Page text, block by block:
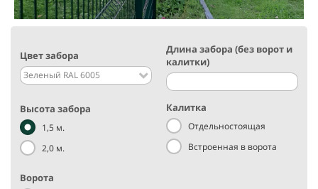
Цвет забора
Зеленый RAL 6005
Длина забора (без ворот и
калитки)
Высота забора
1,5 м.
2,0 м.
Калитка
Отдельностоящая
Встроенная в ворота
Ворота